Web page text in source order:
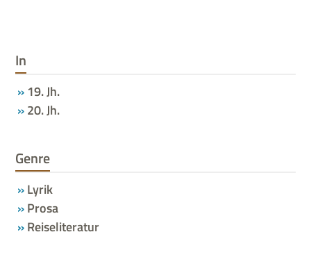
In
19. Jh.
20. Jh.
Genre
Lyrik
Prosa
Reiseliteratur